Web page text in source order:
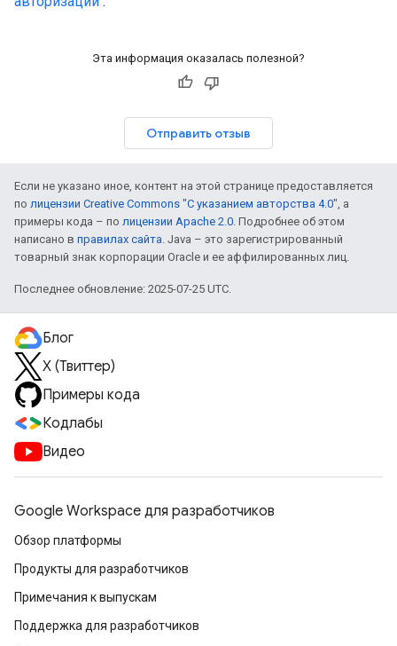
Эта информация оказалась полезной?
Отправить отзыв
Если не указано иное, контент на этой странице предоставляется
по лицензии Creative Commons "С указанием авторства 4.0", а
примеры кода – по лицензии Apache 2.0. Подробнее об этом
написано в правилах сайта. Java – это зарегистрированный
товарный знак корпорации Oracle и ее аффилированных лиц.
Последнее обновление: 2025-07-25 UTC.
Блог
X (Твиттер)
Примеры кода
Кодлабы
Видео
Google Workspace для разработчиков
Обзор платформы
Продукты для разработчиков
Примечания к выпускам
Поддержка для разработчиков